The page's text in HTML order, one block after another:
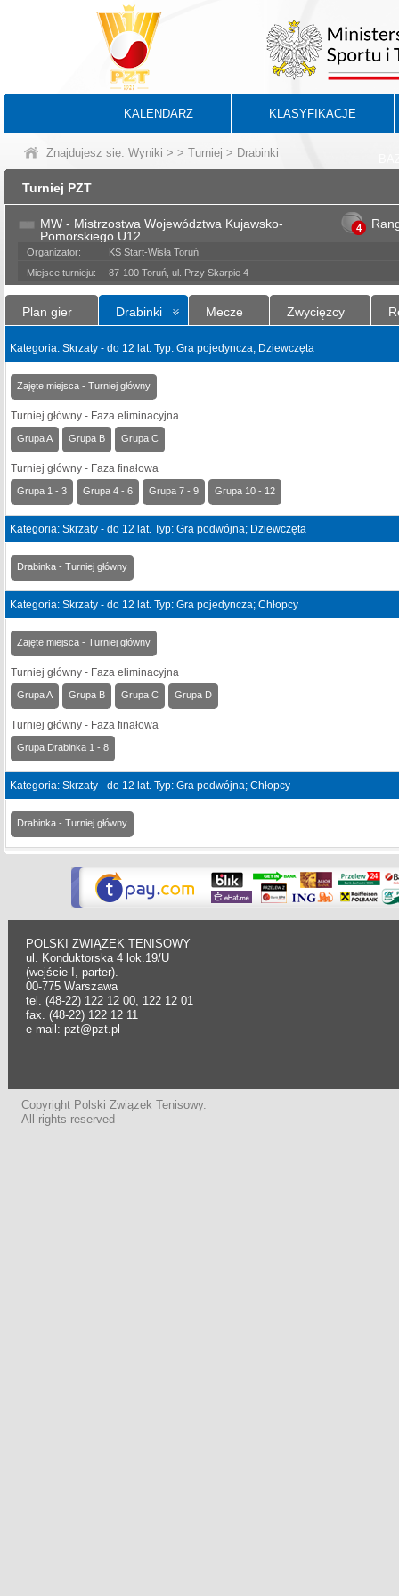
KALENDARZ KLASYFIKACJE
Znajdujesz się: Wyniki > > Turniej > Drabinki
Turniej PZT
MW - Mistrzostwa Województwa Kujawsko-
Pomorskiego U12
4
Organizator:
KS Start-Wisła Toruń
Miejsce turnieju:
87-100 Toruń, ul. Przy Skarpie 4
Plan gier Drabinki Mecze Zwycięzcy
Kategoria: Skrzaty - do 12 lat. Typ: Gra pojedyncza; Dziewczęta
Zajęte miejsca - Turniej główny
Turniej główny - Faza eliminacyjna
Grupa A Grupa B Grupa C
Turniej główny - Faza finałowa
Grupa 1 - 3 Grupa 4 - 6 Grupa 7 - 9 Grupa 10 - 12
Kategoria: Skrzaty - do 12 lat. Typ: Gra podwójna; Dziewczęta
Drabinka - Turniej główny
Kategoria: Skrzaty - do 12 lat. Typ: Gra pojedyncza; Chłopcy
Zajęte miejsca - Turniej główny
Turniej główny - Faza eliminacyjna
Grupa A Grupa B Grupa C Grupa D
Turniej główny - Faza finałowa
Grupa Drabinka 1 - 8
Kategoria: Skrzaty - do 12 lat. Typ: Gra podwójna; Chłopcy
Drabinka - Turniej główny
POLSKI ZWIĄZEK TENISOWY
ul. Konduktorska 4 lok.19/U
(wejście I, parter).
00-775 Warszawa
tel. (48-22) 122 12 00, 122 12 01
fax. (48-22) 122 12 11
e-mail: pzt@pzt.pl
Copyright Polski Związek Tenisowy.
All rights reserved